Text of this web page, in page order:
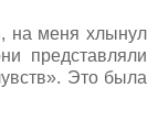
на меня хлынул
представляли
Это была